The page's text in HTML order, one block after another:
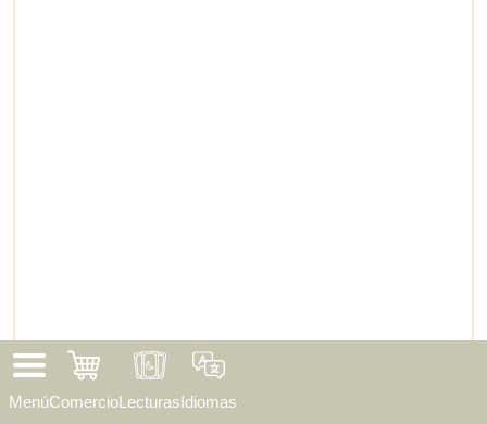
MenúComercio Lecturas Idiomas